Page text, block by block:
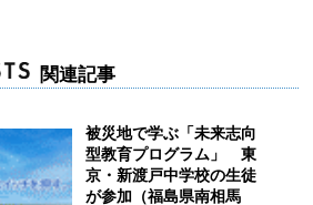
関連記事
被災地で学ぶ「未来志向
型教育プログラム」 東
京・新渡戸中学校の生徒
が参加（福島県南相馬